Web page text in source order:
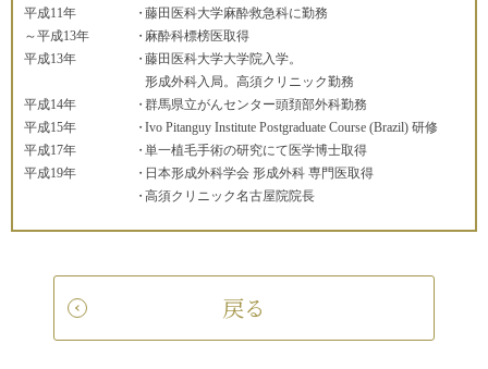
平成11年
～平成13年
藤田医科大学麻酔救急科に勤務
麻酔科標榜医取得
平成13年
藤田医科大学大学院入学。
形成外科入局。高須クリニック勤務
平成14年
群馬県立がんセンター頭頚部外科勤務
平成15年
Ivo Pitanguy Institute Postgraduate Course (Brazil) 研修
平成17年
単一植毛手術の研究にて医学博士取得
平成19年
日本形成外科学会 形成外科 専門医取得
高須クリニック名古屋院院長
戻る